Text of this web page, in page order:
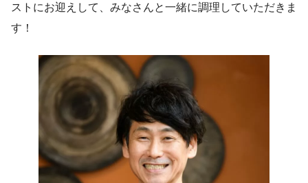
ストにお迎えして、みなさんと一緒に調理していただきま
す！